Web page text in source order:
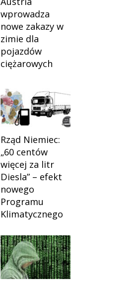
wprowadza
nowe zakazy w
zimie dla
pojazdów
ciężarowych
Rząd Niemiec:
„60 centów
więcej za litr
Diesla” – efekt
nowego
Programu
Klimatycznego